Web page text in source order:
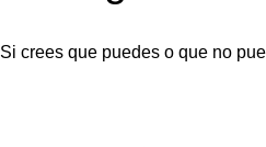
Si crees que puedes o que no